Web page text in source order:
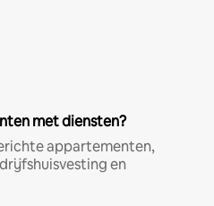
met diensten?
appartementen,
en